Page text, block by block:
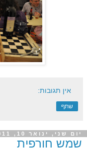
אין תגובות:
שתף
יום שני, ינואר 10, 2011
שמש חורפית